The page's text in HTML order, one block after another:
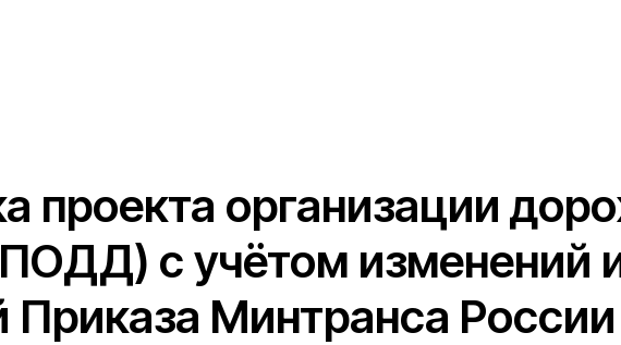
проекта организации
с учётом изменений
Приказа Минтранса